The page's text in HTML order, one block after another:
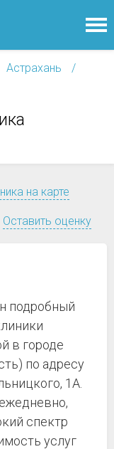
Астрахань
на карте
Оставить оценку
подробный
в городе
по адресу
1А.
спектр
услуг